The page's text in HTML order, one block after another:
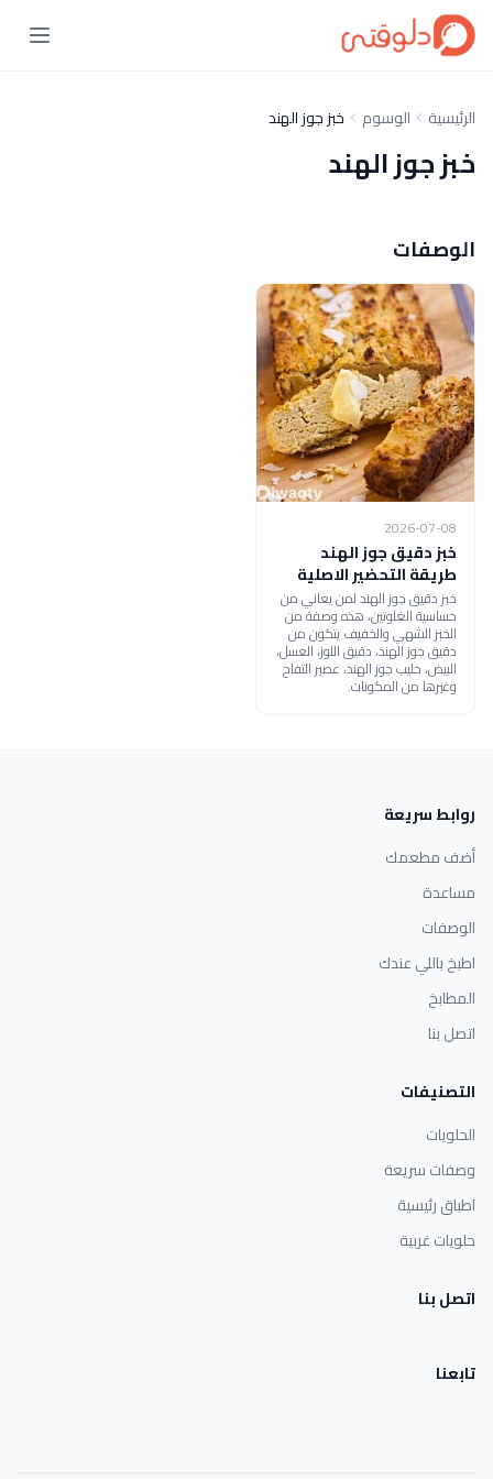
الرئيسية الوسوم خبز جوز الهند
خبز جوز الهند
الوصفات
2026-07-08
خبز دقيق جوز الهند
طريقة التحضير الاصلية
خبز دقيق جوز الهند لمن يعاني من
حساسية الغلوتين، هذه وصفة من
الخبز الشهي والخفيف يتكون من
دقيق جوز الهند، دقيق اللوز، العسل،
البيض، حليب جوز الهند، عصير التفاح
وغيرها من المكونات.
روابط سريعة
أضف مطعمك
مساعدة
الوصفات
اطبخ باللي عندك
المطابخ
اتصل بنا
التصنيفات
الحلويات
وصفات سريعة
اطباق رئيسية
حلويات غربية
اتصل بنا
تابعنا